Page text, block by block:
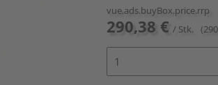
vue.ads.buyBox.price.rrp
290,38 € / Stk.